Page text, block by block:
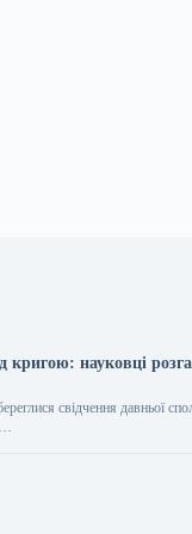
кригою: науковці
свідчення давньої